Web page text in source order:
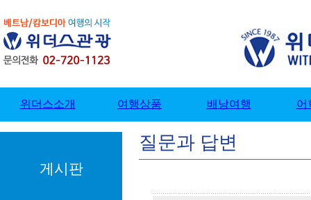
게시판
질문과 답변